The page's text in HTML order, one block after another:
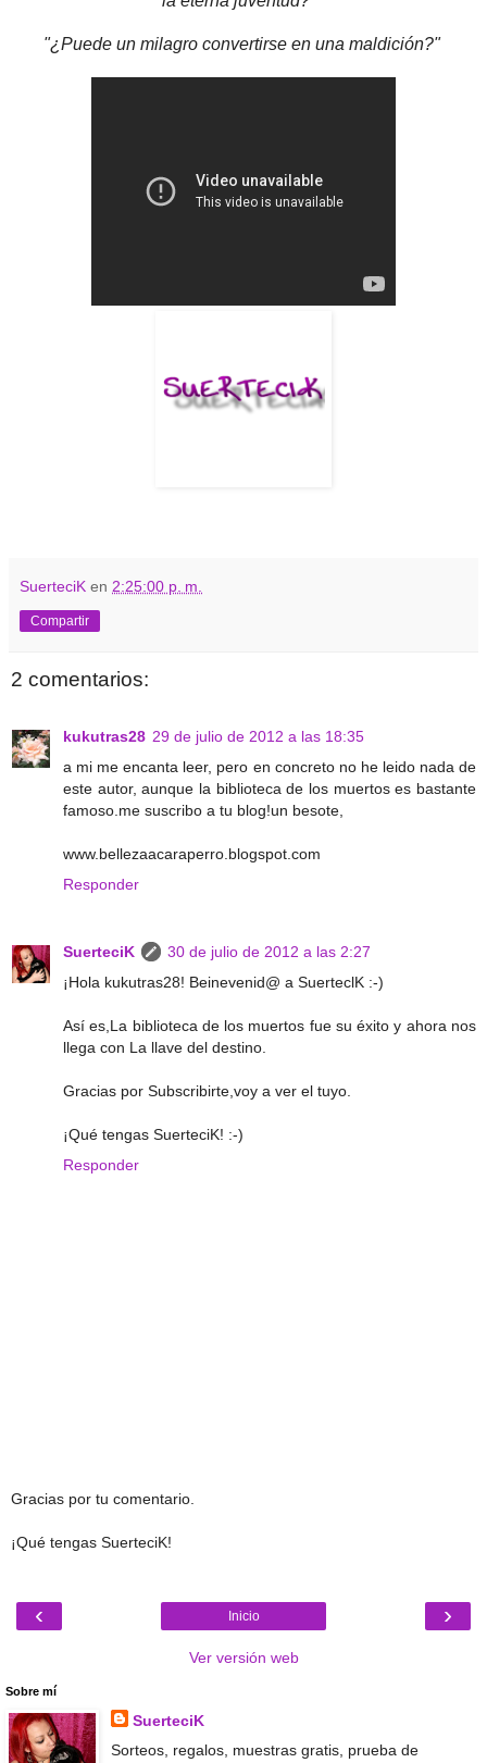
"¿Puede un milagro convertirse en una maldición?"
SuerteciK en 2:25:00 p. m.
Compartir
2 comentarios:
kukutras28 29 de julio de 2012 a las 18:35
a mi me encanta leer, pero en concreto no he leido nada de
este autor, aunque la biblioteca de los muertos es bastante
famoso.me suscribo a tu blog!un besote,
www.bellezaacaraperro.blogspot.com
Responder
SuerteciK
30 de julio de 2012 a las 2:27
¡Hola kukutras28! Beinevenid@ a SuerteclK :-)
Así es,La biblioteca de los muertos fue su éxito y ahora nos
llega con La llave del destino.
Gracias por Subscribirte,voy a ver el tuyo.
¡Qué tengas SuerteciK! :-)
Responder
Gracias por tu comentario.
¡Qué tengas SuerteciK!
‹ ›
Inicio
Ver versión web
Sobre mí
SuerteciK
Sorteos, regalos, muestras gratis, prueba de